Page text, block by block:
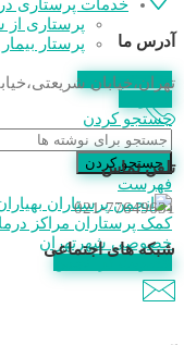
خدمات پرستاری
پرستاری از
پرستار
استعلام مدرک
جستجو کردن
جستجو کردن
فهرست
عضویت در انجمن
آدرس ما
تهران،خیابان شریعتی،خیابان
تلفن تماس
021-77649631
شبکه های اجتماعی